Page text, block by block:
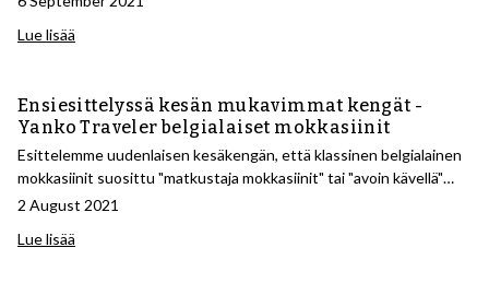
vuoksi osa setrituotteistamme on ollut jo jonkin aikaa loppu
Lue lisää
Ensiesittelyssä kesän mukavimmat kengät -
Yanko Traveler belgialaiset mokkasiinit
Esittelemme uudenlaisen kesäkengän, että klassinen belgialainen
mokkasiinit suosittu "matkustaja mokkasiinit" tai "avoin kävellä"
malleja pehmustettu täysi kumi pohjat. Tämäntyyppiset kumipohjat
mukavia ja kestäviä, että ihmiset käyttivät niitä koko ajan.
2 August 2021
Lue lisää